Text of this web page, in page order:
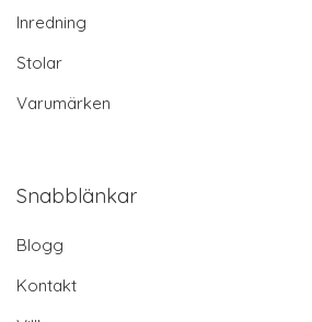
Inredning
Stolar
Varumärken
Snabblänkar
Blogg
Kontakt